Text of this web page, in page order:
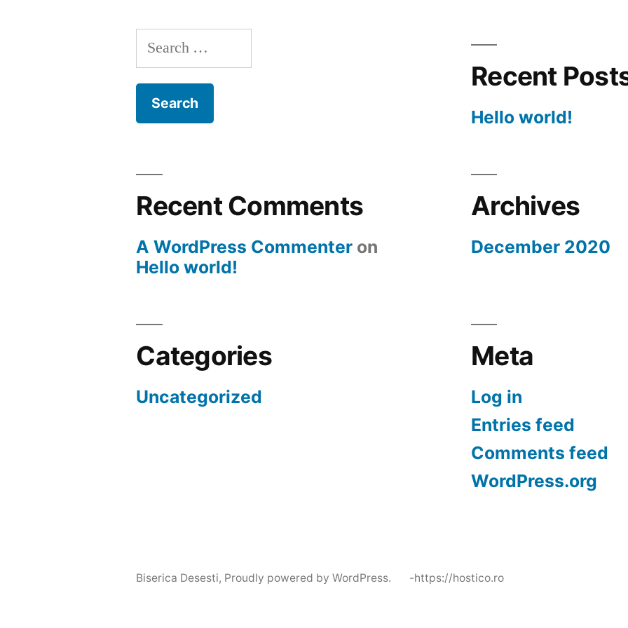
Search
for:
Recent
Hello world!
Recent Comments
A WordPress Commenter on
Hello world!
Archives
December 2020
Categories
Uncategorized
Meta
Log in
Entries feed
Comments feed
WordPress.org
Biserica Desesti, Proudly powered by WordPress. -https://hostico.ro